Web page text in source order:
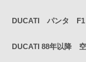
DUCATI パンタ F1
DUCATI 88年以降